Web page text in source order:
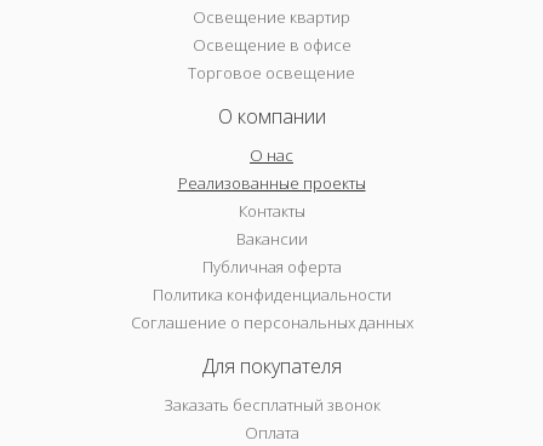
Освещение квартир
Освещение в офисе
Торговое освещение
О компании
О нас
Реализованные проекты
Контакты
Вакансии
Публичная оферта
Политика конфиденциальности
Соглашение о персональных данных
Для покупателя
Заказать бесплатный звонок
Оплата